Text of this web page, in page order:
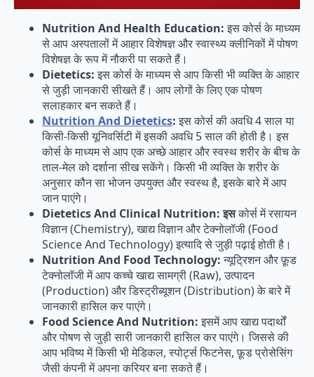
Nutrition And Health Education:इस कोर्स के माध्यम
से आप अस्पतालों में आहार विशेषज्ञ और स्वास्थ्य क्लीनिकों में पोषण
विशेषज्ञ के रूप में नौकरी पा सकते हैं।
Dietetics:इस कोर्स के माध्यम से आप किसी भी व्यक्ति के आहार
से जुड़ी जानकारी सीखते हैं। आप लोगों के लिए एक पोषण
सलाहकार बन सकते हैं।
Nutrition And Dietetics:इस कोर्स की अवधि 4 साल या
किसी-किसी यूनिवर्सिटी में इसकी अवधि 5 साल की होती है। इस
कोर्स के माध्यम से आप एक अच्छे आहार और स्वस्थ शरीर के बीच के
ताल-मेल को दर्शाना सीख सकेंगे। किसी भी व्यक्ति के शरीर के
अनुसार कौन सा भोजन उपयुक्त और स्वस्थ है, इसके बारे में आप
जान पाएंगे।
Dietetics And Clinical Nutrition: इसकोर्स में रसायन
विज्ञान (Chemistry), खाद्य विज्ञान और टेक्नोलॉजी (Food
Science And Technology) इत्यादि से जुड़ी पढ़ाई होती है।
Nutrition And Food Technology:न्यूट्रिशन और फ़ूड
टेक्नोलॉजी में आप कच्चे खाद्य सामग्री (Raw), उत्पादन
(Production) और डिस्ट्रीब्यूशन (Distribution) के बारे में
जानकारी हासिल कर पाएंगे।
Food Science And Nutrition:इसमें आप खाद्य पदार्थों
और पोषण से जुड़ी सारी जानकारी हासिल कर पाएंगे। जिससे की
आप भविष्य में किसी भी मेडिकल, स्पोर्ट्स फिटनेस, फ़ूड प्रोसेसिंग
जैसी कंपनी में अपना करियर बना सकते हैं।